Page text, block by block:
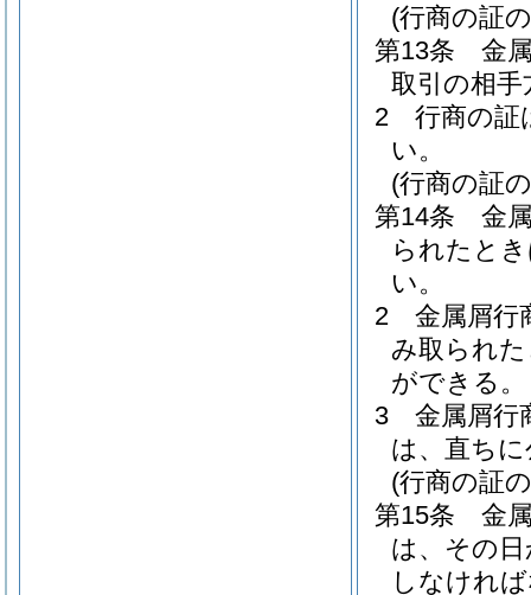
(行商の証
第13条
金
取引の相
2
行商の証
い。
(行商の証
第14条
金
られたと
い。
2
金属屑行
み取られ
ができる。
3
金属屑行
は、直ち
(行商の証
第15条
金
は、その
しなけれ